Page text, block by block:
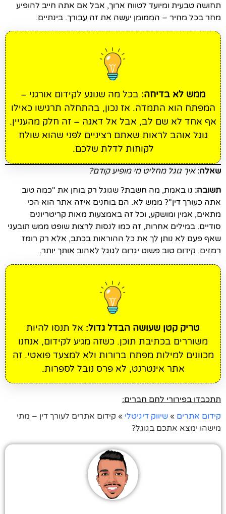
תחושה טבעית ומיועד לטווח ארוך, אבל אם אתה חייב להופיע
מחר בכל מחיר – הממומן יעשה את זה עבורך. בינתיים.
ממש לא בדיחה: בכל מה שנוגע לקידום אורגני –
המפתח הוא התמדה. אז נכון, בהתחלה תרגישו כאילו
אף אחד לא שם לב, אבל אל דאגה – זה חלק מהעניין.
גוגל אוהב לראות שאתם רציניים לפני שהוא שולח
לקוחות לדלת שלכם.
שאלה: איך גוגל מחליט מי מופיע קודם?
תשובה: נו באמת, מה חשבת? שגוגל רק בוחן את "כמה טוב
אתה כעורך דין"? ממש לא. הם בוחנים איזה אתר הוא הכי
מתאים, אמין ומושקע, וכל זה באמצעות מאות קריטריונים
סודיים. במילים אחרות, זה כמו לנסות לרצות שופט ממש תובעני
שאף פעם לא נותן לך את כל ההוראות בכתב, אלא רק רומז
רמזים. קידום טוב פשוט יגרום לגוגל לאהוב אותך יותר.
טריק קטן שעושה הבדל גדול: אל תנסו להיות
משוררים בכתיבת תוכן. כשזה מגיע לקידום, אנחנו
מכוונים למילות מפתח ברורות ולא למצעד פואטי. זה
אתר אינטרנט, לא פרס נובל לספרות.
תתכבדו בפירורי לחם חברים:
קידום אתרים » שיווק דיגיטלי » קידום אתרים לעורך דין – מתי
מישהו ימצא אתכם בגוגל?